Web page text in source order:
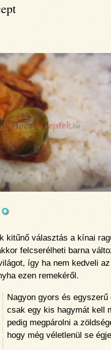
kitűnő választás a kínai
felcserélheti barna
így ha nem kedveli
ezen remekéről.
Nagyon gyors és
csak egy kis hagymát kell
pedig megpárolni a
hogy még véletlenül se